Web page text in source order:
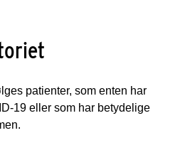
patienter, som enten har
19 eller som har betydelige